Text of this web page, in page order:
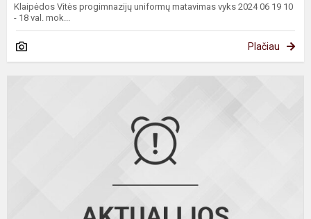
Klaipėdos Vitės progimnazijų uniformų matavimas vyks 2024 06 19 10
- 18 val. mok...
Plačiau